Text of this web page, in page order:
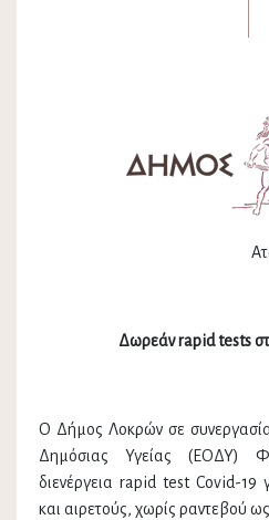
Δωρεάν rapid tests
O Δήμος Λοκρών σε
Δημόσιας Υγείας (ΕΟΔΥ)
διενέργεια rapid test Covid-19
και αιρετούς, χωρίς ραντεβού